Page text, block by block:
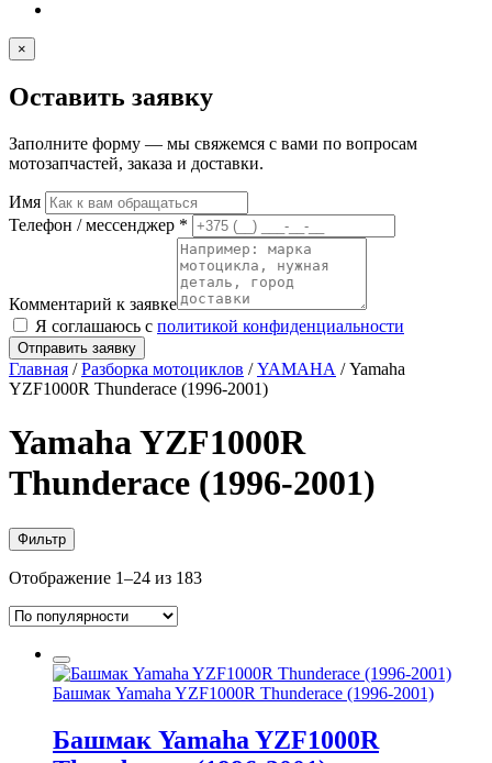
×
Оставить заявку
Заполните форму — мы свяжемся с вами по вопросам
мотозапчастей, заказа и доставки.
Имя
Телефон / мессенджер *
Комментарий к заявке
Я соглашаюсь с политикой конфиденциальности
Отправить заявку
Главная /Разборка мотоциклов /YAMAHA / Yamaha
YZF1000R Thunderace (1996-2001)
Yamaha YZF1000R
Thunderace (1996-2001)
Фильтр
Отображение 1–24 из 183
Башмак Yamaha YZF1000R Thunderace (1996-2001)
Башмак Yamaha YZF1000R